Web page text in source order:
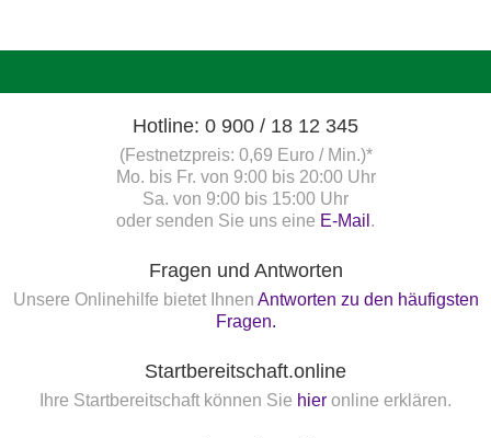
Hotline: 0 900 / 18 12 345
(Festnetzpreis: 0,69 Euro / Min.)*
Mo. bis Fr. von 9:00 bis 20:00 Uhr
Sa. von 9:00 bis 15:00 Uhr
oder senden Sie uns eine E-Mail .
Fragen und Antworten
Unsere Onlinehilfe bietet Ihnen Antworten zu den häufigsten
Fragen.
Startbereitschaft.online
Ihre Startbereitschaft können Sie hier online erklären.